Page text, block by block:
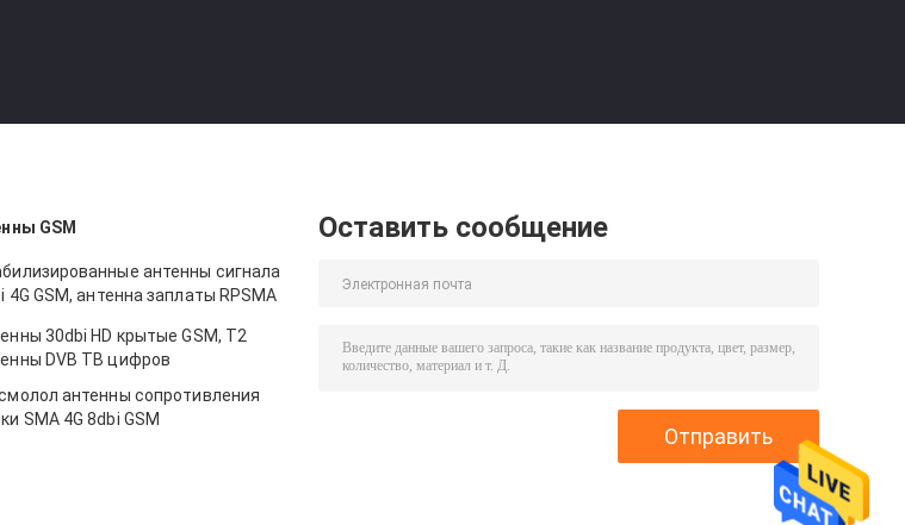
GSM
антенны сигнала
4G GSM, антенна заплаты RPSMA
30dbi HD крытые GSM, T2
DVB ТВ цифров
смолол антенны сопротивления
SMA 4G 8dbi GSM
Оставить сообщение